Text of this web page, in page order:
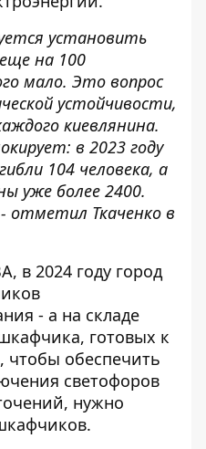
установить
на 100
мало. Это вопрос
устойчивости,
киевлянина.
в 2023 году
104 человека, а
уже более 2400.
отметил Ткаченко в
в 2024 году город
- а на складе
готовых к
чтобы обеспечить
светофоров
нужно